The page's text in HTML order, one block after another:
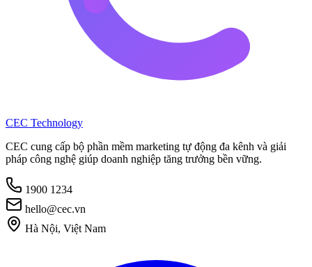
CEC Technology
CEC cung cấp bộ phần mềm marketing tự động đa kênh và giải
pháp công nghệ giúp doanh nghiệp tăng trưởng bền vững.
1900 1234
hello@cec.vn
Hà Nội, Việt Nam